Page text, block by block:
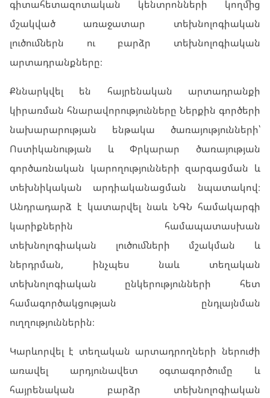
գիտահետազոտական կենտրոնների կողմից
մշակված առաջատար տեխնոլոգիական
լուծումներն ու բարձր տեխնոլոգիական
արտադրանքները։
Քննարկվել են հայրենական արտադրանքի
կիրառման հնարավորությունները Ներքին գործերի
նախարարության ենթակա ծառայությունների՝
Ոստիկանության և Փրկարար ծառայության
գործառնական կարողությունների զարգացման և
տեխնիկական արդիականացման նպատակով։
Անդրադարձ է կատարվել նաև ՆԳՆ համակարգի
կարիքներին համապատասխան
տեխնոլոգիական լուծումների մշակման և
ներդրման, ինչպես նաև տեղական
տեխնոլոգիական ընկերությունների հետ
համագործակցության ընդլայնման
ուղղություններին։
Կարևորվել է տեղական արտադրողների ներուժի
առավել արդյունավետ օգտագործումը և
հայրենական բարձր տեխնոլոգիական